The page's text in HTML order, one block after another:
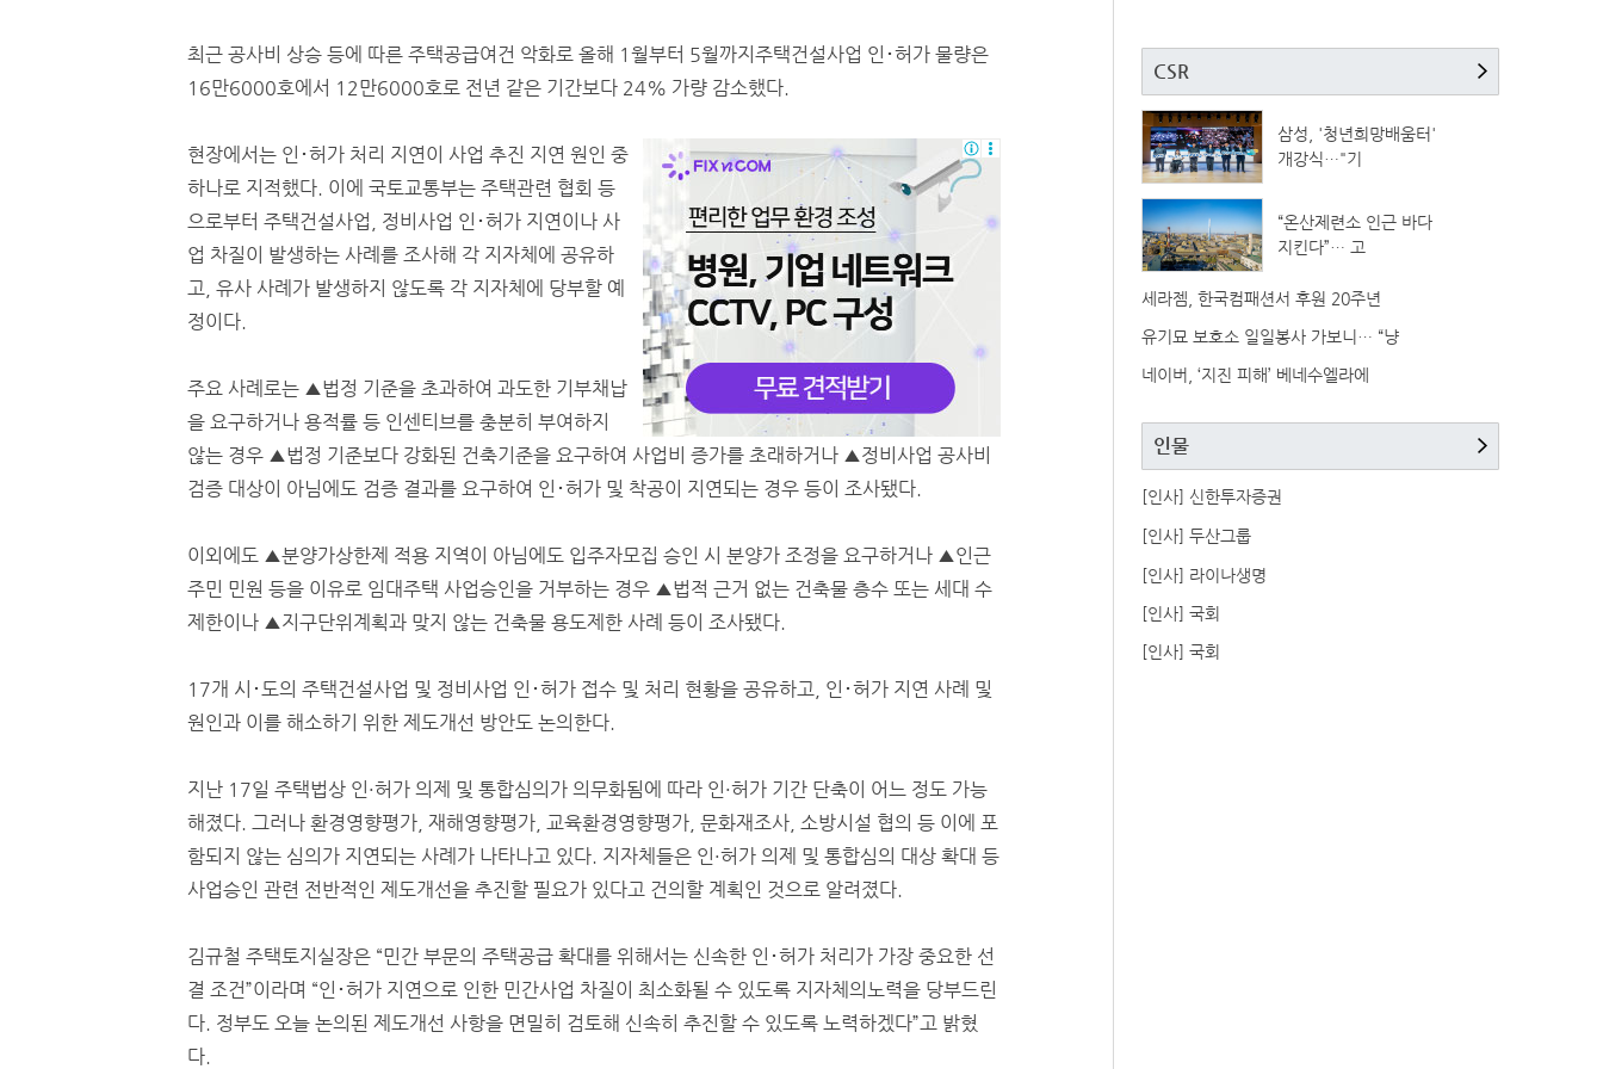
최근 공사비 상승 등에 따른 주택공급여건 악화로 올해 1월부터 5월까지주택건설사업 인･허가 물량은
16만6000호에서 12만6000호로 전년 같은 기간보다 24% 가량 감소했다.
현장에서는 인･허가 처리 지연이 사업 추진 지연 원인 중
하나로 지적했다. 이에 국토교통부는 주택관련 협회 등
으로부터 주택건설사업, 정비사업 인･허가 지연이나 사
업 차질이 발생하는 사례를 조사해 각 지자체에 공유하
고, 유사 사례가 발생하지 않도록 각 지자체에 당부할 예
정이다.
주요 사례로는 ▲법정 기준을 초과하여 과도한 기부채납
을 요구하거나 용적률 등 인센티브를 충분히 부여하지
않는 경우 ▲법정 기준보다 강화된 건축기준을 요구하여 사업비 증가를 초래하거나 ▲정비사업 공사비
검증 대상이 아님에도 검증 결과를 요구하여 인･허가 및 착공이 지연되는 경우 등이 조사됐다.
이외에도 ▲분양가상한제 적용 지역이 아님에도 입주자모집 승인 시 분양가 조정을 요구하거나 ▲인근
주민 민원 등을 이유로 임대주택 사업승인을 거부하는 경우 ▲법적 근거 없는 건축물 층수 또는 세대 수
제한이나 ▲지구단위계획과 맞지 않는 건축물 용도제한 사례 등이 조사됐다.
17개 시･도의 주택건설사업 및 정비사업 인･허가 접수 및 처리 현황을 공유하고, 인･허가 지연 사례 및
원인과 이를 해소하기 위한 제도개선 방안도 논의한다.
지난 17일 주택법상 인·허가 의제 및 통합심의가 의무화됨에 따라 인·허가 기간 단축이 어느 정도 가능
해졌다. 그러나 환경영향평가, 재해영향평가, 교육환경영향평가, 문화재조사, 소방시설 협의 등 이에 포
함되지 않는 심의가 지연되는 사례가 나타나고 있다. 지자체들은 인·허가 의제 및 통합심의 대상 확대 등
사업승인 관련 전반적인 제도개선을 추진할 필요가 있다고 건의할 계획인 것으로 알려졌다.
김규철 주택토지실장은 “민간 부문의 주택공급 확대를 위해서는 신속한 인･허가 처리가 가장 중요한 선
결 조건”이라며 “인･허가 지연으로 인한 민간사업 차질이 최소화될 수 있도록 지자체의노력을 당부드린
다. 정부도 오늘 논의된 제도개선 사항을 면밀히 검토해 신속히 추진할 수 있도록 노력하겠다”고 밝혔
다.
CSR
삼성, '청년희망배움터'
개강식…"기
“온산제련소 인근 바다
지킨다”… 고
세라젬, 한국컴패션서 후원 20주년
유기묘 보호소 일일봉사 가보니… “냥
네이버, ‘지진 피해’ 베네수엘라에
인물
[인사] 신한투자증권
[인사] 두산그룹
[인사] 라이나생명
[인사] 국회
[인사] 국회